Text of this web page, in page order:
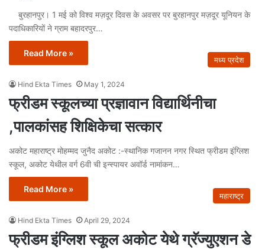
बुरहानपुर। 1 मई को विश्व मज़दूर दिवस के अवसर पर बुरहानपुर मज़दूर यूनियन के
पदाधिकारियों ने ग्राम बहादरपुर…
Read More »
मध्य प्रदेश
Hind Ekta Times May 1, 2024
फ्रीडम स्कूलच्या प्रज्ञावान विद्यार्थिनीचा
,पालकांसह शिक्षिकेचा सत्कार
अकोट महाराष्ट्र मोहम्मद जुनैद अकोट :-स्थानिक गजानन नगर स्थित फ्रीडम इंग्लिश
स्कूल, अकोट येथील वर्ग 6वी ची इन्स्पायर अवॉर्ड नामांकन…
Read More »
महाराष्ट्र
Hind Ekta Times April 29, 2024
फ्रीडम इंग्लिश स्कूल अकोट येथे ग्रॅज्युएशन डे